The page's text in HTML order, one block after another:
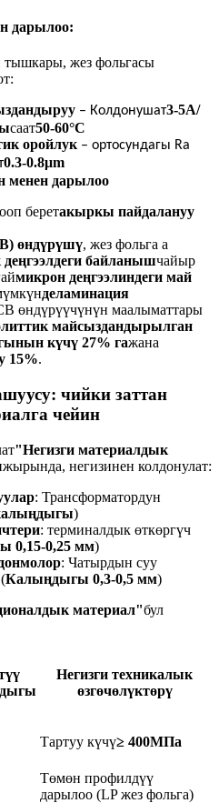
дарылоо:
тышкары, жез фольгасы
– Колдонушат3-5A/
саат50-60°C
оройлук – ортосундагы Ra
0.3-0.8μm
менен дарылоо
беретакыркы пайдалануу
өндүрүшү, жез фольга а
байланышчайыр
микрон деңгээлиндеги май
деламинация
өндүрүүчүнүн маалыматтары
майсыздандырылган
күчү 27% гажана
15%.
чийки заттан
чейин
"Негизги материалдык
негизинен колдонулат:
: Трансформатордун
)
: терминалдык өткөргүч
0,15-0,25 мм)
: Чатырдын суу
Калыңдыгы 0,3-0,5 мм)
материал"бул
Негизги техникалык
өзгөчөлүктөрү
Тартуу күчү≥ 400МПа
Төмөн профилдүү
дарылоо (LP жез фольга)